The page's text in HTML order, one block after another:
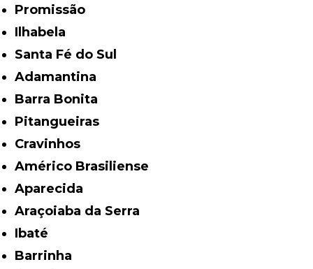
Promissão
Ilhabela
Santa Fé do Sul
Adamantina
Barra Bonita
Pitangueiras
Cravinhos
Américo Brasiliense
Aparecida
Araçoiaba da Serra
Ibaté
Barrinha